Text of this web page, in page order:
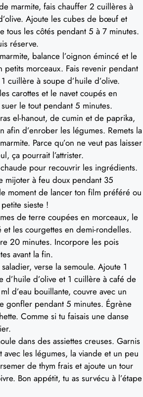
marmite, fais chauffer 2 cuillères à
Ajoute les cubes de bœuf et
tous les côtés pendant 5 à 7 minutes.
réserve.
balance l’oignon émincé et le
petits morceaux. Fais revenir pendant
cuillère à soupe d’huile d’olive.
carottes et le navet coupés en
suer le tout pendant 5 minutes.
el-hanout, de cumin et de paprika,
afin d’enrober les légumes. Remets la
Parce qu’on ne veut pas laisser
ça pourrait l’attrister.
pour recouvrir les ingrédients.
mijoter à feu doux pendant 35
moment de lancer ton film préféré ou
sieste !
de terre coupées en morceaux, le
et les courgettes en demi-rondelles.
20 minutes. Incorpore les pois
avant la fin.
verse la semoule. Ajoute 1
d’huile d’olive et 1 cuillère à café de
d’eau bouillante, couvre avec un
gonfler pendant 5 minutes. Égrène
Comme si tu faisais une danse
dans des assiettes creuses. Garnis
avec les légumes, la viande et un peu
de thym frais et ajoute un tour
Bon appétit, tu as survécu à l’étape